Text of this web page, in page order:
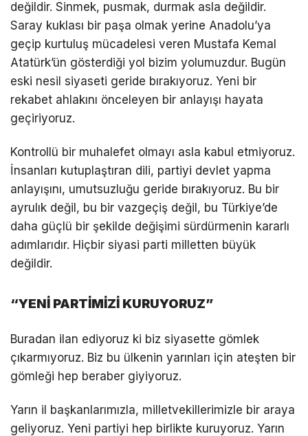
değildir. Sinmek, pusmak, durmak asla değildir.
Saray kuklası bir paşa olmak yerine Anadolu’ya
geçip kurtuluş mücadelesi veren Mustafa Kemal
Atatürk’ün gösterdiği yol bizim yolumuzdur. Bugün
eski nesil siyaseti geride bırakıyoruz. Yeni bir
rekabet ahlakını önceleyen bir anlayışı hayata
geçiriyoruz.
Kontrollü bir muhalefet olmayı asla kabul etmiyoruz.
İnsanları kutuplaştıran dili, partiyi devlet yapma
anlayışını, umutsuzluğu geride bırakıyoruz. Bu bir
ayrulık değil, bu bir vazgeçiş değil, bu Türkiye’de
daha güçlü bir şekilde değişimi sürdürmenin kararlı
adımlarıdır. Hiçbir siyasi parti milletten büyük
değildir.
“YENİ PARTİMİZİ KURUYORUZ”
Buradan ilan ediyoruz ki biz siyasette gömlek
çıkarmıyoruz. Biz bu ülkenin yarınları için ateşten bir
gömleği hep beraber giyiyoruz.
Yarın il başkanlarımızla, milletvekillerimizle bir araya
geliyoruz. Yeni partiyi hep birlikte kuruyoruz. Yarın